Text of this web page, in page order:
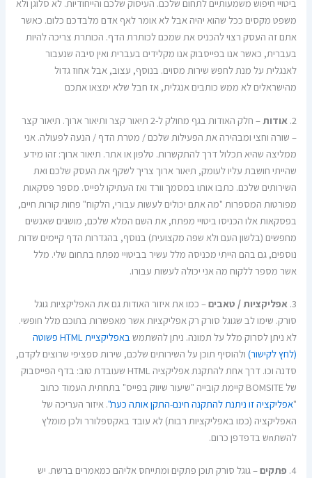
ביטויי חיפוש משמעותיים לתחום שלכם. העיסוק שלכם והייחודיות. לא סלוגן ולא
משפט מקסים ככל שהוא יהיה אבל לא אומר לאף אדם מלבדכם כלום. כאשר
אתם זה העסק רצוי להכניס את שמכם לכותרת הדף. הכותרת צריכה להיות
בעברית, כאשר אנו בפייסבוק אנו מקלידים בעברית ואין סיבה שנעבור
לאנגלית על מנת לחפש שירות מסוים. בנוסף, עצוב, אבל אחוז גדול
מהישראלים לא ממש כותבים אנגלית, אז חבל שלא ימצאו אתכם
2. אודות
– חלק האודות בגף מחולק ל-2 תיאור קצר ותיאור ארוך. תיאור קצר
– שורה וחצי ומבהירה את הפעילות שלכם / מטרת הדף / הנעה לפעולה. אני
ממליצה שהיא תכלול דרך להתקשרות. טלפון או אתר. תיאור ארוך: זהו מידע
שהייתי חושבת עליו לעומק, תיאור ארוך צריך לשקף את העסק שלכם ואת
השירותים שלכם. כתבו אותו במסמך וורד ואז העתיקו לפייס. מספר פסקאות
מפורטות המספרות "מה אתם יכולים לעשות עבורי, הלקוח" פחות קורות חיים,
בפסקאות אלו הכניסו ביטויי מפתח, את השם המלא שלכם, מושגים שאנשים
מחפשים (בלשון העם ולא שפה מקצועית) בנוסף, בהגדרות הדף קיימים שדות
נוספים, גם בהם הייתי מכניסה מלל עשיר בביטויי מפתח בתחום שלי. מלל
אשר מספר ללקוח מה אני יכולה לעשות עבורו.
3. אפליקציות / טאבים– כמו את איזור האודות גם את האפליקציות גוגל
סורק. שימו לב שגוגל סורק רק אפליקציות אשר מאפשרות בתוכם מלל חופשי.
לא ניתן לסרוק מלל על תמונה. ניתן להשתמש
באפליקציית HTML פשוטה
(לחץ לקישור) ולהוסיף תוכן על השירותים שלכם, שירות ספציפי שרוצים לקדם,
סדנה וכו. דרך אחת להתקנת אפליקציה HTML שעובדת טוב: בדף הפייסבוק
של BOMSITE קיימת קובייה "שיעור שיווק בפייס" בתחתית העמוד כתוב
"אפליקציה זו ניתנת להתקנה חינם-התקן אותה כעת". איזור העריכה של
האפליקציה (כמו באפליקציות רבות) לא עובד באקספלורר ולכן מומלץ
להשתnש בדפדפן כרום.
4. פתקים– גוגל סורק תוכן פתקים ומתייחס אליהם כמאמרים ברשת. יש